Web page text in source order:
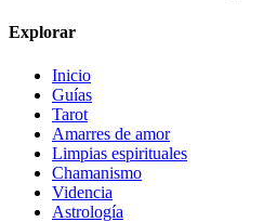
Explorar
Inicio
Guías
Tarot
Amarres de amor
Limpias espirituales
Chamanismo
Videncia
Astrología